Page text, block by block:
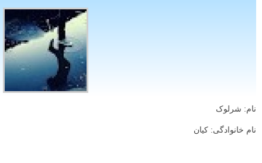
نام: شرلوک
نام خانوادگی: کیان